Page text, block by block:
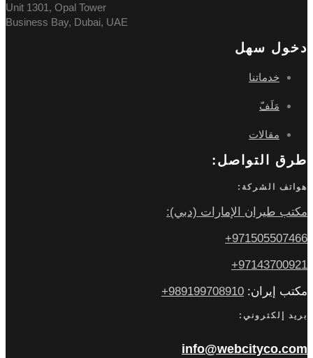
Unit 1301, Opal Tower
Business Bay, Dubai, UAE
دخول سهل
خدماتنا
مَلَفّ
مقالات
طرق التواصل:
هواتف الشركة:
مكتب طيران الإمارات (دبي):
971505507466+
97143700921+
مكتب إيران: 989199708910+
بريد إلكتروني:
info@webcityco.com